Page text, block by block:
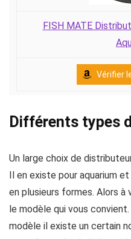
FISH MATE
Vérifier
Différents types
Un large choix de
Il en existe pour aquarium
en plusieurs formes. Alors
le modèle qui vous
modèle il existe un certain